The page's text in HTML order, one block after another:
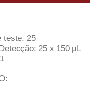
teste: 25
25 x 150 μL